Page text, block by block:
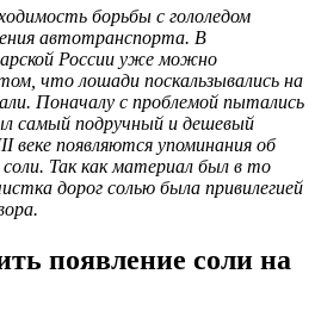
борьбы с гололедом
автотранспорта. В
России уже можно
что лошади поскальзывались на
Поначалу с проблемой пытались
самый подручный и дешевый
веке появляются упоминания об
соли. Так как материал был в то
дорог солью была привилегией
появление соли на